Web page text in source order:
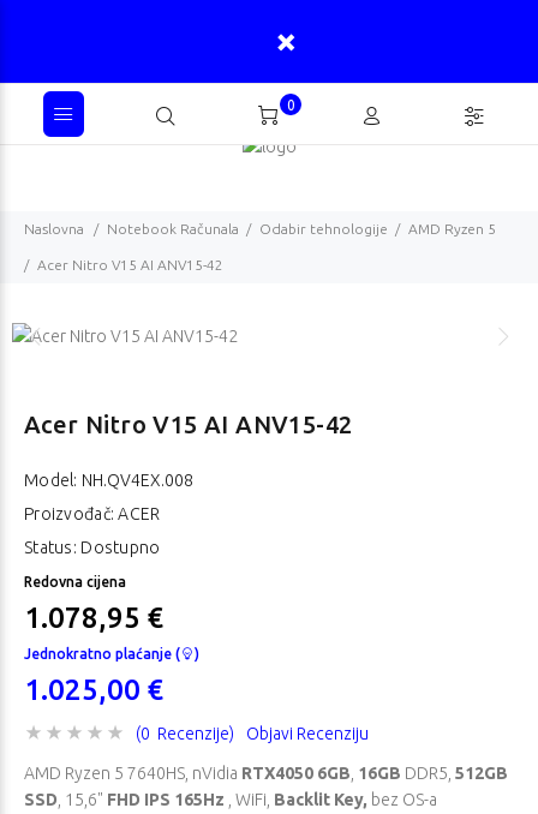
0
Naslovna Notebook Računala Odabir tehnologije AMD Ryzen 5
Acer Nitro V15 AI ANV15-42
Acer Nitro V15 AI ANV15-42
Model: NH.QV4EX.008
Proizvođač: ACER
Status: Dostupno
Redovna cijena
1.078,95 €
Jednokratno plaćanje ( )
1.025,00 €
(0 Recenzije) Objavi Recenziju
AMD Ryzen 5 7640HS, nVidia RTX4050 6GB 16GB DDR5, 512GB
SSD , 15,6" FHD IPS 165Hz , WiFi, Backlit Key, bez OS-a